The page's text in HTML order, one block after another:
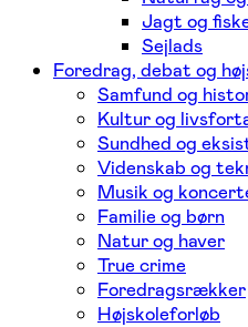
Jagt og
Sejlads
Foredrag, debat og
Samfund og
Kultur og
Sundhed og
Videnskab og
Musik og
Familie og børn
Natur og haver
True crime
Foredragsrækker
Højskoleforløb